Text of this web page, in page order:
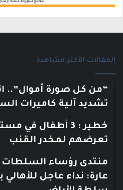
المقالات الأكثر مشاهدة
“من كل صورة أموال”..
تشديد آلية كاميرات
خطير : 3 أطفال
تعرضهم لمخدر القنب
منتدى رؤساء السلطات
عارة: نداء عاجل